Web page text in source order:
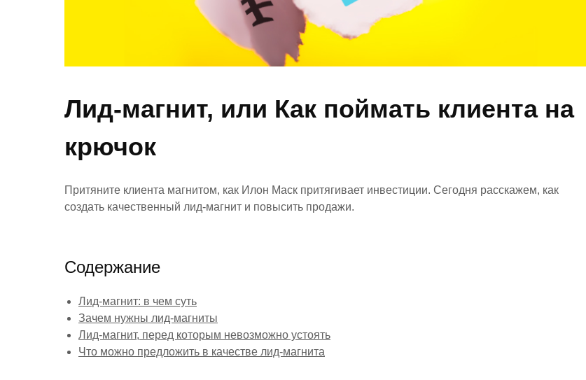
Лид-магнит, или Как поймать клиента на
крючок
Притяните клиента магнитом, как Илон Маск притягивает инвестиции. Сегодня расскажем, как
создать качественный лид-магнит и повысить продажи.
Содержание
Лид-магнит: в чем суть
Зачем нужны лид-магниты
Лид-магнит, перед которым невозможно устоять
Что можно предложить в качестве лид-магнита